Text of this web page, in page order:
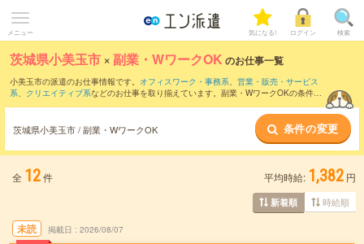
メニュー 気になる! ログイン 検索
茨城県小美玉市 ×副業・WワークOK のお仕事一覧
小美玉市の派遣のお仕事情報です。 オフィスワーク・事務系、 営業・販売・サービス
系、 クリエイティブ系などのお仕事を取り揃えています。副業・WワークOKの条件の
茨城県小美玉市 / 副業・WワークOK 条件の変更
全 12件 平均時給: 1,382 円
新着順 時給順
未読 掲載日 2026/08/07